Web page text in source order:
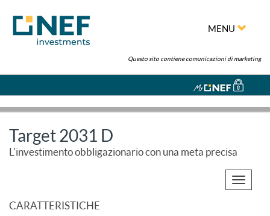
MENU
Questo sito contiene comunicazioni di marketing
Target 2031 D
L'investimento obbligazionario con una meta precisa
Toggle
CARATTERISTICHE